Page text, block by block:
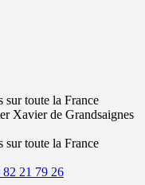
sur toute la France
Xavier de Grandsaignes
sur toute la France
82 21 79 26